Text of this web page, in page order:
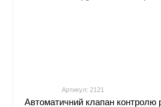
Артикул: 2121
Автоматичний клапан контролю